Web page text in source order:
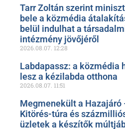
Tarr Zoltán szerint
bele a közmédia
belül indulhat a
intézmény jövőjéről
2026.08.07. 12:28
Labdapassz: a közmédia
lesz a kézilabda otthona
2026.08.07. 11:51
Megmenekült a Hazajáró
Kitörés-túra és
üzletek a készítők